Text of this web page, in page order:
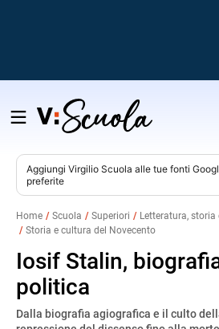
Salta
contenuto
Aggiungi Virgilio Scuola alle tue fonti
preferite
Home Scuola Superiori
Letteratura,
Storia e cultura del Novecento
Iosif Stalin,
politica
Dalla biografia agiografica e il culto